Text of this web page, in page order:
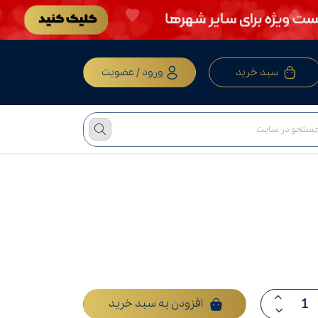
سبد خرید ورود / عضویت
افزودن به سبد خرید